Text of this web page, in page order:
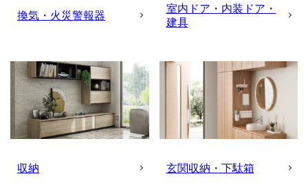
換気・火災警報器
室内ドア・内装ドア・
建具
収納 玄関収納・下駄箱